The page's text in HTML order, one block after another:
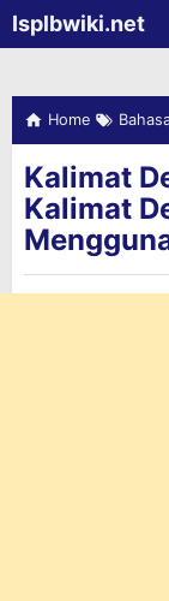
-->Isplbwiki.net
Home
Kalimat
Kalimat